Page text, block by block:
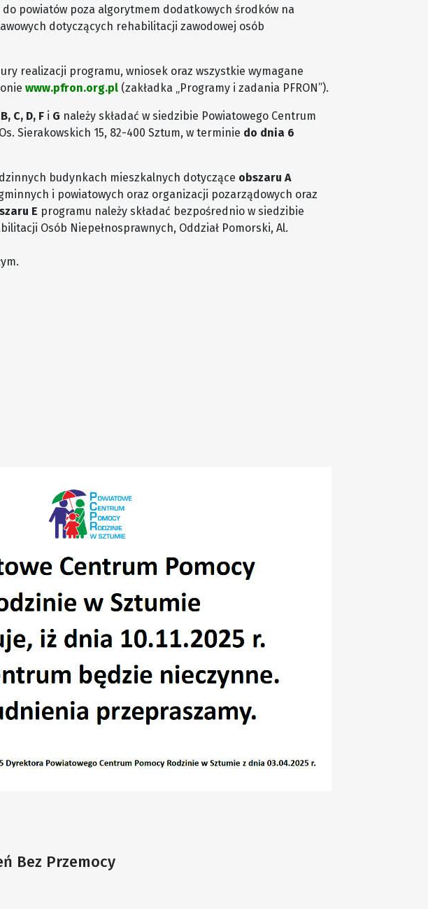
powiatów poza algorytmem dodatkowych środków na
dotyczących rehabilitacji zawodowej osób
realizacji programu, wniosek oraz wszystkie wymagane
www.pfron.org.pl (zakładka „Programy i zadania PFRON”).
B, C, D, F i G należy składać w siedzibie Powiatowego Centrum
Sierakowskich 15, 82-400 Sztum, w terminie do dnia 6
budynkach mieszkalnych dotyczące obszaru A
i powiatowych oraz organizacji pozarządowych oraz
E programu należy składać bezpośrednio w siedzibie
Osób Niepełnosprawnych, Oddział Pomorski, Al.
Bez Przemocy